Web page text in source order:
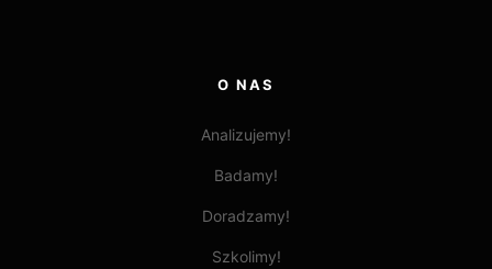
O NAS
Analizujemy!
Badamy!
Doradzamy!
Szkolimy!